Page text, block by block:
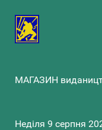
МАГАЗИН
Неділя 9 серпня